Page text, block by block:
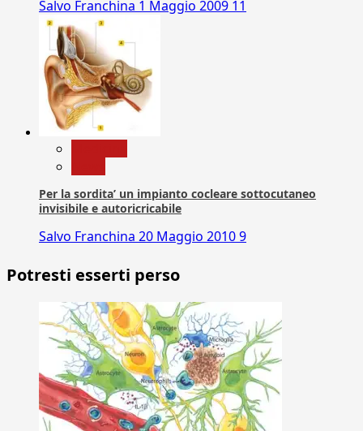
Salvo Franchina 1 Maggio 2009 11
Per la sordita’ un impianto cocleare sottocutaneo
invisibile e autoricricabile
Salvo Franchina 20 Maggio 20109
Potresti esserti perso